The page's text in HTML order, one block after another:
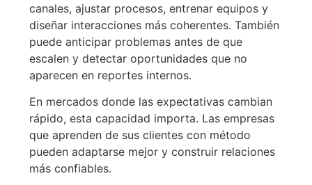
canales, ajustar procesos, entrenar equipos y
diseñar interacciones más coherentes. También
puede anticipar problemas antes de que
escalen y detectar oportunidades que no
aparecen en reportes internos.
En mercados donde las expectativas cambian
rápido, esta capacidad importa. Las empresas
que aprenden de sus clientes con método
pueden adaptarse mejor y construir relaciones
más confiables.